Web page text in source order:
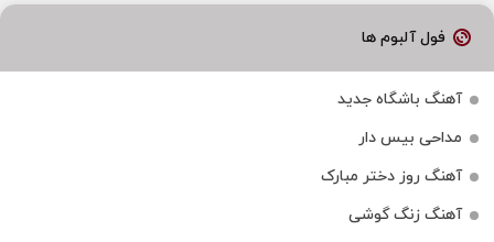
فول آلبوم ها
آهنگ باشگاه جدید
مداحی بیس دار
آهنگ روز دختر مبارک
آهنگ زنگ گوشی